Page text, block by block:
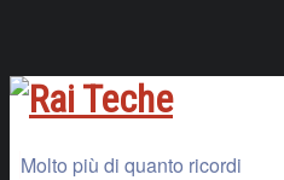
Molto più di quanto ricordi